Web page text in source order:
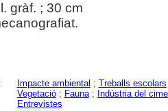
gràf. ; 30 cm
Impacte ambiental ; Treballs escolars
Vegetació; Fauna; Indústria del
Entrevistes